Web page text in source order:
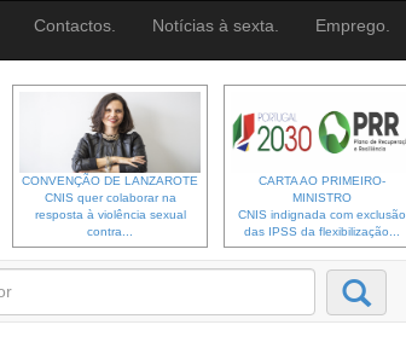
Contactos. Notícias à sexta. Emprego.
CONVENÇÃO DE LANZAROTE
CNIS quer colaborar na
resposta à violência sexual
contra...
CARTA AO PRIMEIRO-
MINISTRO
CNIS indignada com exclusão
das IPSS da flexibilização...